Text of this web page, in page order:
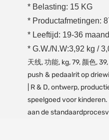
* Belasting: 15 KG
* Productafmetingen:
* Leeftijd: 19-36
* G.W./N.W:3,92 kg /
天线, 功能, kg, 79, 颜色,
push & pedaalrit op
| R & D, ontwerp,
speelgoed voor
aan de